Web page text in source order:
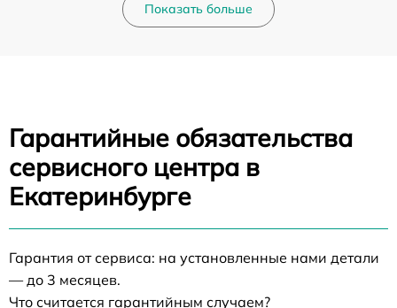
Показать больше
Гарантийные обязательства
сервисного центра в
Екатеринбурге
Гарантия от сервиса: на установленные нами детали
— до 3 месяцев.
Что считается гарантийным случаем?